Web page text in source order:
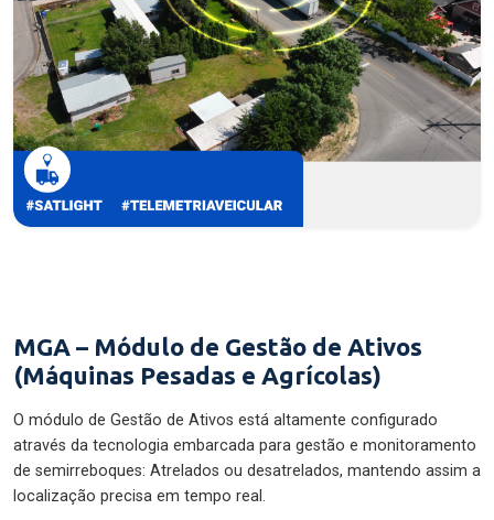
MGA – Módulo de Gestão de Ativos
(Máquinas Pesadas e Agrícolas)
O módulo de Gestão de Ativos está altamente configurado
através da tecnologia embarcada para gestão e monitoramento
de semirreboques: Atrelados ou desatrelados, mantendo assim a
localização precisa em tempo real.